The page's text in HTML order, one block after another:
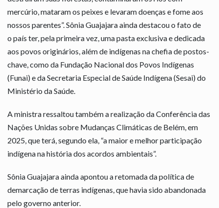
mercúrio, mataram os peixes e levaram doenças e fome aos
nossos parentes”. Sônia Guajajara ainda destacou o fato de
o país ter, pela primeira vez, uma pasta exclusiva e dedicada
aos povos originários, além de indígenas na chefia de postos-
chave, como da Fundação Nacional dos Povos Indígenas
(Funai) e da Secretaria Especial de Saúde Indígena (Sesai) do
Ministério da Saúde.
A ministra ressaltou também a realização da Conferência das
Nações Unidas sobre Mudanças Climáticas de Belém, em
2025, que terá, segundo ela, “a maior e melhor participação
indígena na história dos acordos ambientais”.
Sônia Guajajara ainda apontou a retomada da política de
demarcação de terras indígenas, que havia sido abandonada
pelo governo anterior.